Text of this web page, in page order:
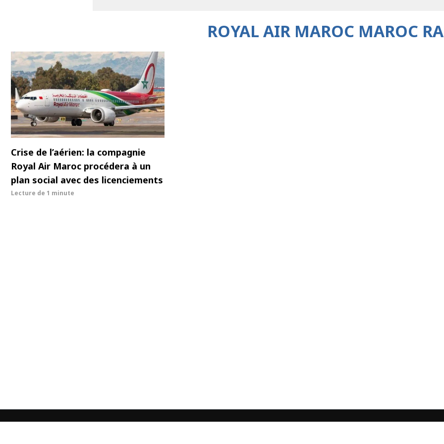
ROYAL AIR MAROC MAROC
Crise de l’aérien: la compagnie
Royal Air Maroc procédera à un
plan social avec des licenciements
Lecture de 1 minute